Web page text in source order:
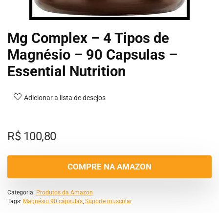
Mg Complex – 4 Tipos de
Magnésio – 90 Capsulas –
Essential Nutrition
Adicionar a lista de desejos
R$100,80
COMPRE NA AMAZON
Categoria: Produtos da Amazon
Tags: Magnésio 90 cápsulas, Suporte muscular